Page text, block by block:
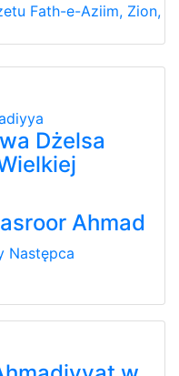
Fath-e-Aziim, Zion,
Dżelsa
Ahmad
Następca